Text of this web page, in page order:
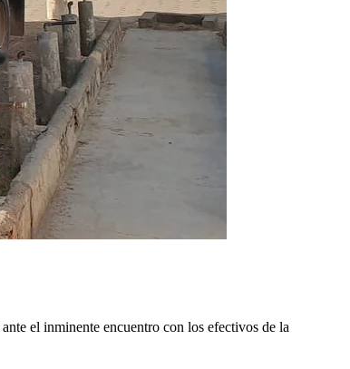
ante el inminente encuentro con los efectivos de la